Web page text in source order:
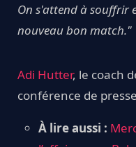
On s'attend à souffrir
nouveau bon match."
Adi Hutter, le coach
conférence de
À lire aussi :